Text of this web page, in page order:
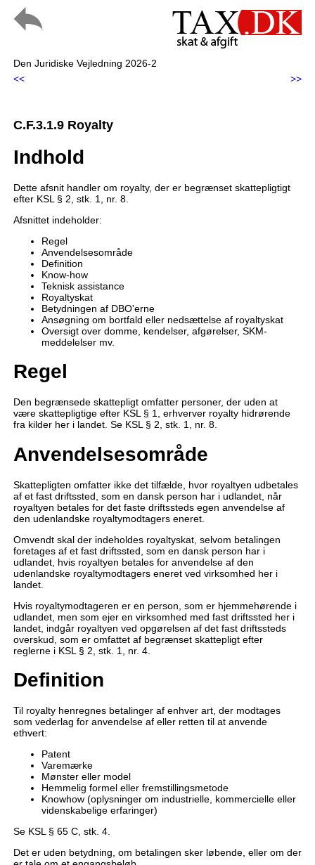
Den Juridiske Vejledning 2026-2
<<
>>
C.F.3.1.9 Royalty
Indhold
Dette afsnit handler om royalty, der er begrænset skattepligtigt
efter KSL § 2, stk. 1, nr. 8.
Afsnittet indeholder:
Regel
Anvendelsesområde
Definition
Know-how
Teknisk assistance
Royaltyskat
Betydningen af DBO'erne
Ansøgning om bortfald eller nedsættelse af royaltyskat
Oversigt over domme, kendelser, afgørelser, SKM-
meddelelser mv.
Regel
Den begrænsede skattepligt omfatter personer, der uden at
være skattepligtige efter KSL § 1, erhverver royalty hidrørende
fra kilder her i landet. Se KSL § 2, stk. 1, nr. 8.
Anvendelsesområde
Skattepligten omfatter ikke det tilfælde, hvor royaltyen udbetales
af et fast driftssted, som en dansk person har i udlandet, når
royaltyen betales for det faste driftssteds egen anvendelse af
den udenlandske royaltymodtagers eneret.
Omvendt skal der indeholdes royaltyskat, selvom betalingen
foretages af et fast driftssted, som en dansk person har i
udlandet, hvis royaltyen betales for anvendelse af den
udenlandske royaltymodtagers eneret ved virksomhed her i
landet.
Hvis royaltymodtageren er en person, som er hjemmehørende i
udlandet, men som ejer en virksomhed med fast driftssted her i
landet, indgår royaltyen ved opgørelsen af det fast driftssteds
overskud, som er omfattet af begrænset skattepligt efter
reglerne i KSL § 2, stk. 1, nr. 4.
Definition
Til royalty henregnes betalinger af enhver art, der modtages
som vederlag for anvendelse af eller retten til at anvende
ethvert:
Patent
Varemærke
Mønster eller model
Hemmelig formel eller fremstillingsmetode
Knowhow (oplysninger om industrielle, kommercielle eller
videnskabelige erfaringer)
Se KSL § 65 C, stk. 4.
Det er uden betydning, om betalingen sker løbende, eller om der